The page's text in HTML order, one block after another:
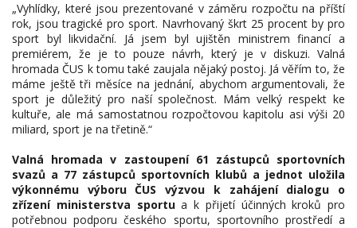
„Vyhlídky, které jsou prezentované v záměru rozpočtu na příští
rok, jsou tragické pro sport. Navrhovaný škrt 25 procent by pro
sport byl likvidační. Já jsem byl ujištěn ministrem financí a
premiérem, že je to pouze návrh, který je v diskuzi. Valná
hromada ČUS k tomu také zaujala nějaký postoj. Já věřím to, že
máme ještě tři měsíce na jednání, abychom argumentovali, že
sport je důležitý pro naší společnost. Mám velký respekt ke
kultuře, ale má samostatnou rozpočtovou kapitolu asi výši 20
miliard, sport je na třetině.“
Valná hromada v zastoupení 61 zástupců sportovních
svazů a 77 zástupců sportovních klubů a jednot uložila
výkonnému výboru ČUS výzvou k zahájení dialogu o
zřízení ministerstva sportua k přijetí účinných kroků pro
potřebnou podporu českého sportu, sportovního prostředí a